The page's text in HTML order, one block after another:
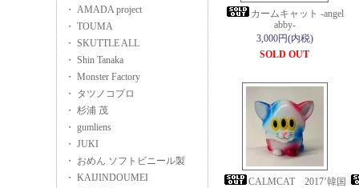
・ AMADA project
・ TOUMA
・ SKUTTLE ALL
・ Shin Tanaka
・ Monster Factory
・ タツノコプロ
・ 杉浦 茂
・ gumliens
・ JUKI
・ おめん ソフトビニール製
・ KAIJINDOUMEI
カームキャット -angel
abby-
3,000円(内税)
SOLD OUT
CALMCAT 2017’韓国